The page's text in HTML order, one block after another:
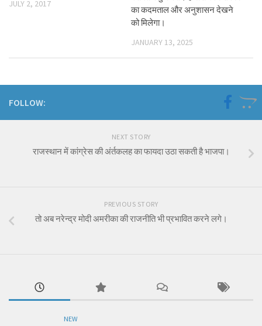
JULY 2, 2017
का कदमताल और अनुशासन देखने
को मिलेगा।
JANUARY 13, 2025
FOLLOW:
NEXT STORY
राजस्थान में कांग्रेस की अंर्तकलह का फायदा उठा सकती है भाजपा।
PREVIOUS STORY
तो अब नरेन्द्र मोदी अमरीका की राजनीति भी प्रभावित करने लगे।
NEW